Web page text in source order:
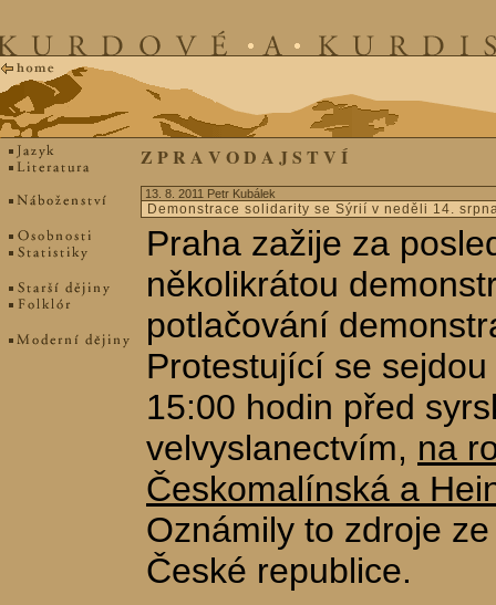
Z P R A V O D A J S T V Í
13. 8. 2011 Petr Kubálek
Demonstrace solidarity se Sýrií v neděli 14.
Praha zažije za
několikrátou
potlačování
Protestující se
15:00 hodin před
velvyslanectvím, na
Českomalínská a
Oznámily to zdroje
České republice.